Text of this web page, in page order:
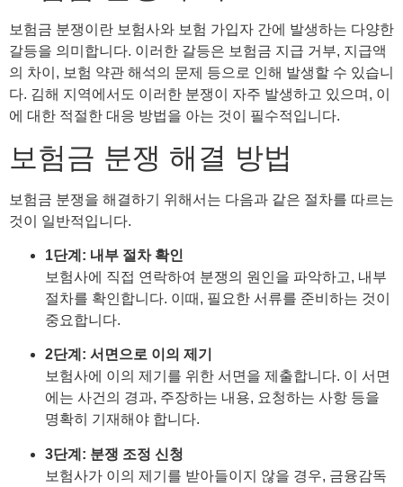
보험금 분쟁이란 보험사와 보험 가입자 간에 발생하는 다양한
갈등을 의미합니다. 이러한 갈등은 보험금 지급 거부, 지급액
의 차이, 보험 약관 해석의 문제 등으로 인해 발생할 수 있습니
다. 김해 지역에서도 이러한 분쟁이 자주 발생하고 있으며, 이
에 대한 적절한 대응 방법을 아는 것이 필수적입니다.
보험금 분쟁 해결 방법
보험금 분쟁을 해결하기 위해서는 다음과 같은 절차를 따르는
것이 일반적입니다.
1단계: 내부 절차 확인
보험사에 직접 연락하여 분쟁의 원인을 파악하고, 내부
절차를 확인합니다. 이때, 필요한 서류를 준비하는 것이
중요합니다.
2단계: 서면으로 이의 제기
보험사에 이의 제기를 위한 서면을 제출합니다. 이 서면
에는 사건의 경과, 주장하는 내용, 요청하는 사항 등을
명확히 기재해야 합니다.
3단계: 분쟁 조정 신청
보험사가 이의 제기를 받아들이지 않을 경우, 금융감독